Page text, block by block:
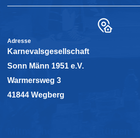
Adresse
Karnevalsgesellschaft
Sonn Männ 1951 e.V.
Warmersweg 3
41844 Wegberg